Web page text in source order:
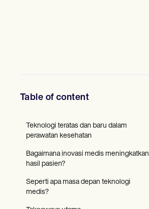
Perbandingan
Kode ICD
Procedure Codes
Templat Superbill
Templat Catatan SOAP
Templat Rencana Perawatan
Informed Consent Form
Social Work Treatment Plans
Table of content
Teknologi teratas dan baru dalam
perawatan kesehatan
Bagaimana inovasi medis meningkatkan
hasil pasien?
Seperti apa masa depan teknologi
medis?